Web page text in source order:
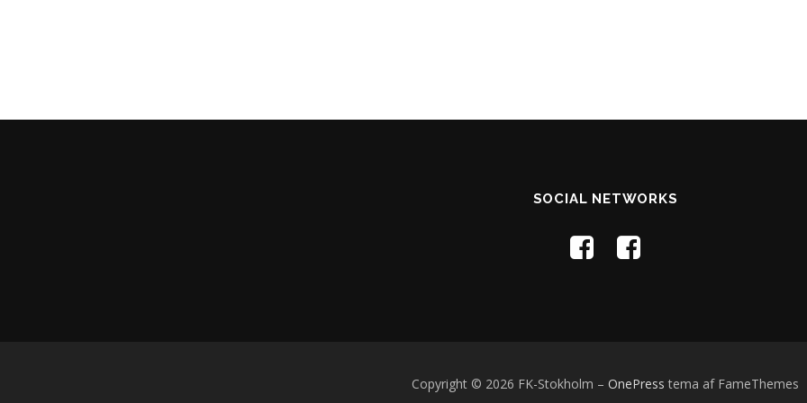
SOCIAL NETWORKS
Copyright © 2026 FK-Stokholm – OnePress tema af FameThemes